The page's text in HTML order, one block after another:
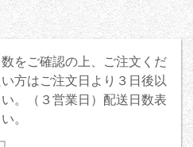
をご確認の上、ご注文くだ
方はご注文日より３日後以
。（３営業日）配送日数表
。